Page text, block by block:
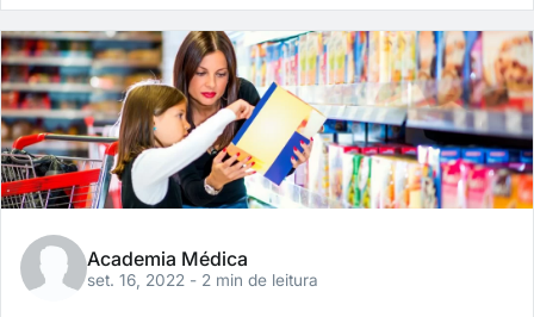
Academia Médica
set. 16, 2022 - 2 min de leitura